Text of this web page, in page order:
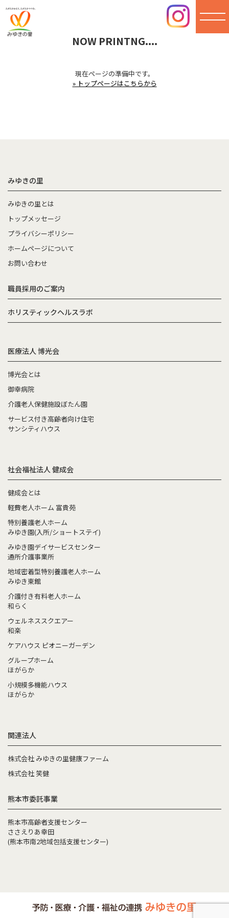
NOW PRINTNG....
現在ページの準備中です。
» トップページはこちらから
みゆきの里
みゆきの里とは
トップメッセージ
プライバシーポリシー
ホームページについて
お問い合わせ
職員採用のご案内
ホリスティックヘルスラボ
医療法人 博光会
博光会とは
御幸病院
介護老人保健施設ぼたん園
サービス付き高齢者向け住宅
サンシティハウス
社会福祉法人 健成会
健成会とは
軽費老人ホーム 富貴苑
特別養護老人ホーム
みゆき園(入所/ショートステイ)
みゆき園デイサービスセンター
通所介護事業所
地域密着型特別養護老人ホーム
みゆき東館
介護付き有料老人ホーム
和らく
ウェルネススクエアー
和楽
ケアハウス ピオニーガーデン
グループホーム
ほがらか
小規模多機能ハウス
ほがらか
関連法人
株式会社 みゆきの里健康ファーム
株式会社 笑健
熊本市委託事業
熊本市高齢者支援センター
ささえりあ幸田
(熊本市南2地域包括支援センター)